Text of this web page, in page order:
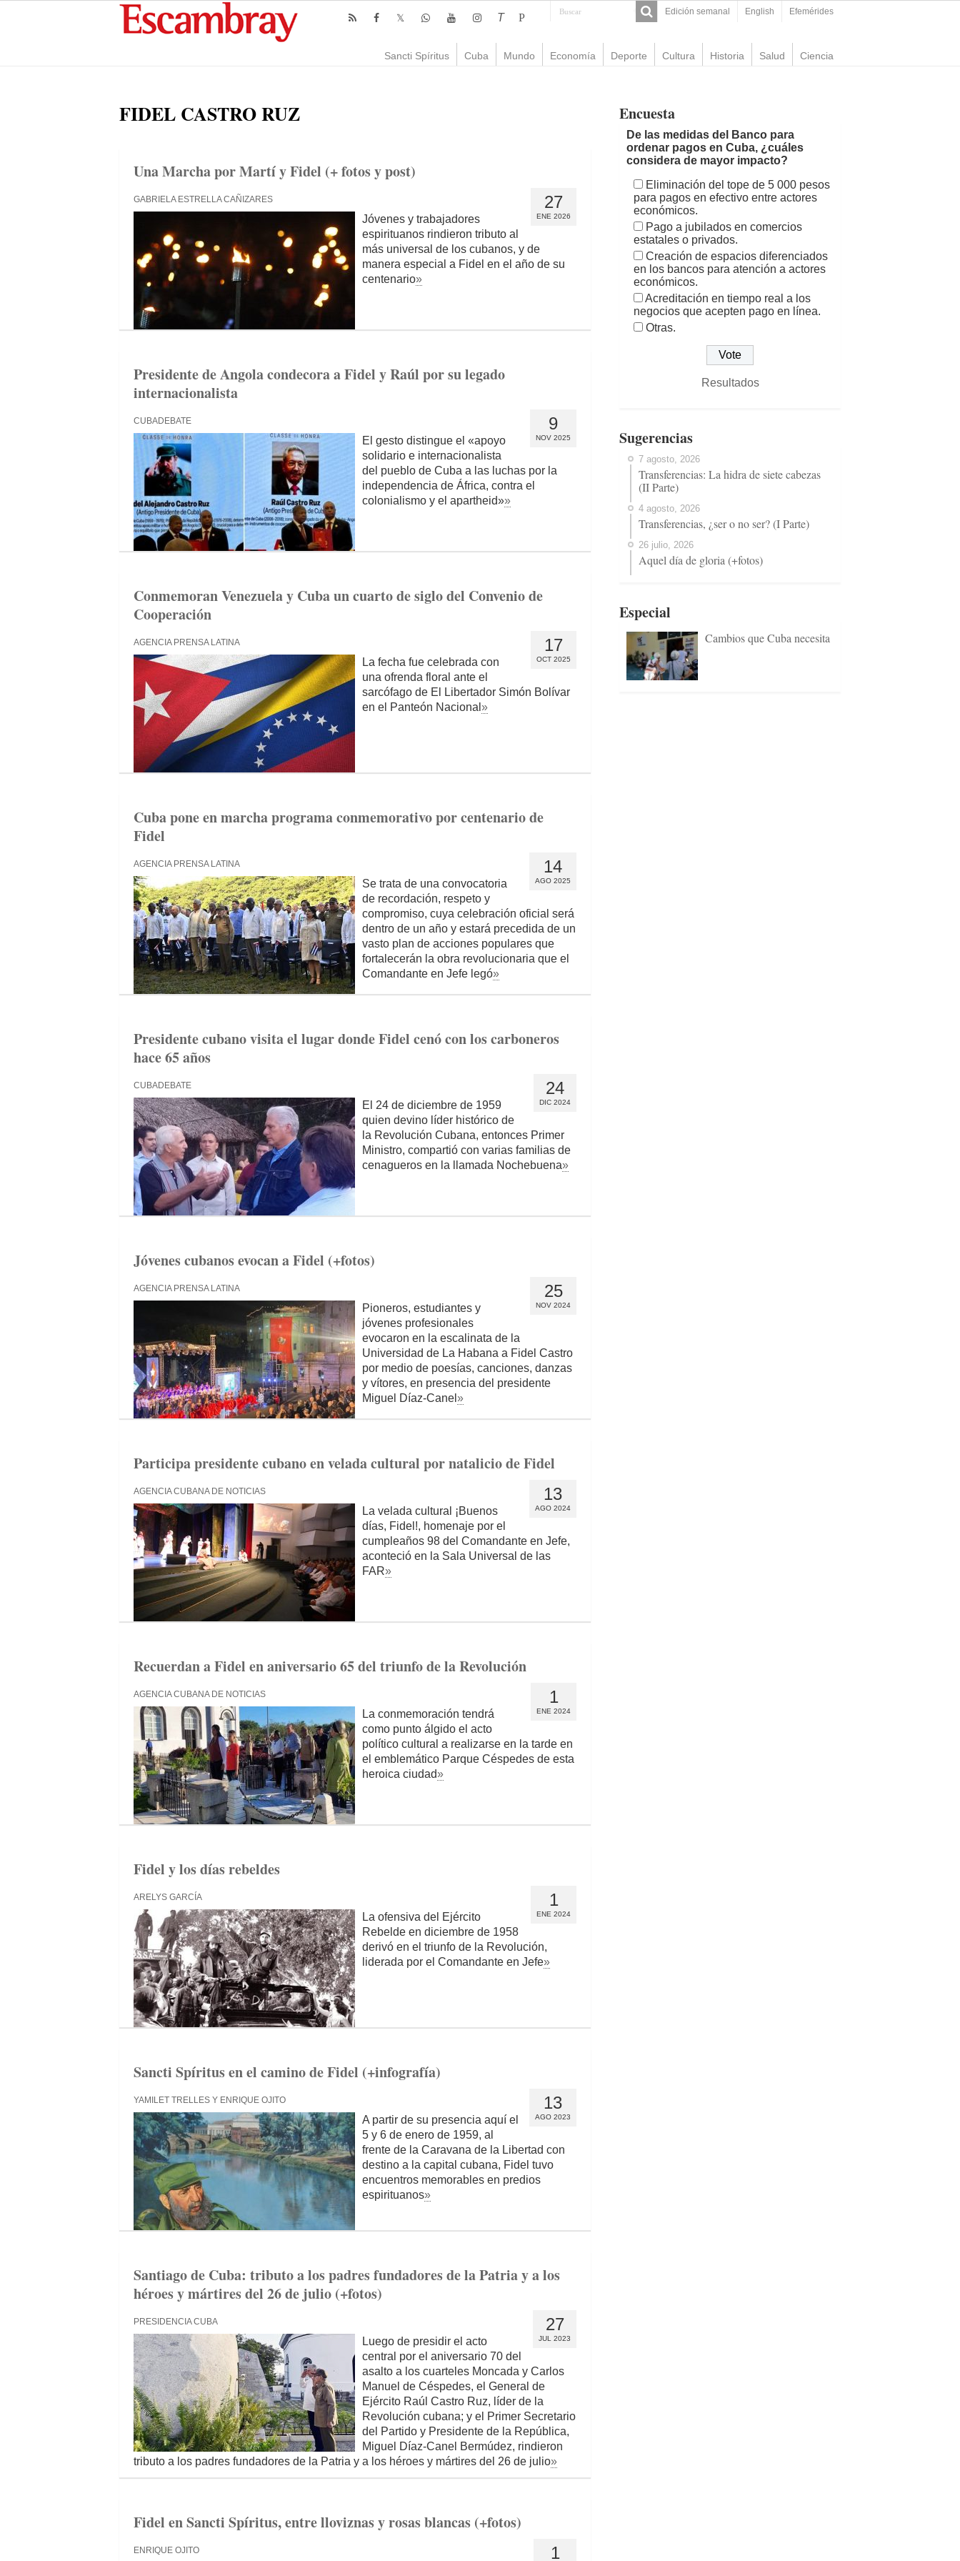
Edición semanal English Efemérides
T P
Sancti Spíritus Cuba Mundo Economía Deporte Cultura Historia Salud Ciencia
FIDEL CASTRO RUZ
Una Marcha por Martí y Fidel (+ fotos y post)
27
ENE 2026
GABRIELA ESTRELLA CAÑIZARES
Jóvenes y trabajadores
espirituanos rindieron tributo al
más universal de los cubanos, y de
manera especial a Fidel en el año de su
centenario»
Presidente de Angola condecora a Fidel y Raúl por su legado
internacionalista
9
NOV 2025
CUBADEBATE
El gesto distingue el «apoyo
solidario e internacionalista
del pueblo de Cuba a las luchas por la
independencia de África, contra el
colonialismo y el apartheid»»
Conmemoran Venezuela y Cuba un cuarto de siglo del Convenio de
Cooperación
17
OCT 2025
AGENCIA PRENSA LATINA
La fecha fue celebrada con
una ofrenda floral ante el
sarcófago de El Libertador Simón Bolívar
en el Panteón Nacional »
Cuba pone en marcha programa conmemorativo por centenario de
Fidel
14
AGO 2025
AGENCIA PRENSA LATINA
Se trata de una convocatoria
de recordación, respeto y
compromiso, cuya celebración oficial será
dentro de un año y estará precedida de un
vasto plan de acciones populares que
fortalecerán la obra revolucionaria que el
Comandante en Jefe legó»
Presidente cubano visita el lugar donde Fidel cenó con los carboneros
hace 65 años
24
DIC 2024
CUBADEBATE
El 24 de diciembre de 1959
quien devino líder histórico de
la Revolución Cubana, entonces Primer
Ministro, compartió con varias familias de
cenagueros en la llamada Nochebuena»
Jóvenes cubanos evocan a Fidel (+fotos)
25
NOV 2024
AGENCIA PRENSA LATINA
Pioneros, estudiantes y
jóvenes profesionales
evocaron en la escalinata de la
Universidad de La Habana a Fidel Castro
por medio de poesías, canciones, danzas
y vítores, en presencia del presidente
Miguel Díaz-Canel »
Participa presidente cubano en velada cultural por natalicio de Fidel
13
AGO 2024
AGENCIA CUBANA DE NOTICIAS
La velada cultural ¡Buenos
días, Fidel!, homenaje por el
cumpleaños 98 del Comandante en Jefe,
aconteció en la Sala Universal de las
FAR»
Recuerdan a Fidel en aniversario 65 del triunfo de la Revolución
1
ENE 2024
AGENCIA CUBANA DE NOTICIAS
La conmemoración tendrá
como punto álgido el acto
político cultural a realizarse en la tarde en
el emblemático Parque Céspedes de esta
heroica ciudad»
Fidel y los días rebeldes
1
ENE 2024
ARELYS GARCÍA
La ofensiva del Ejército
Rebelde en diciembre de 1958
derivó en el triunfo de la Revolución,
liderada por el Comandante en Jefe»
Sancti Spíritus en el camino de Fidel (+infografía)
13
AGO 2023
YAMILET TRELLES Y ENRIQUE OJITO
A partir de su presencia aquí el
5 y 6 de enero de 1959, al
frente de la Caravana de la Libertad con
destino a la capital cubana, Fidel tuvo
encuentros memorables en predios
espirituanos»
Santiago de Cuba: tributo a los padres fundadores de la Patria y a los
héroes y mártires del 26 de julio (+fotos)
27
JUL 2023
PRESIDENCIA CUBA
Luego de presidir el acto
central por el aniversario 70 del
asalto a los cuarteles Moncada y Carlos
Manuel de Céspedes, el General de
Ejército Raúl Castro Ruz, líder de la
Revolución cubana; y el Primer Secretario
del Partido y Presidente de la República,
Miguel Díaz-Canel Bermúdez, rindieron
tributo a los padres fundadores de la Patria y a los héroes y mártires del 26 de julio»
Fidel en Sancti Spíritus, entre lloviznas y rosas blancas (+fotos)
1
ENRIQUE OJITO
Encuesta
De las medidas del Banco para
ordenar pagos en Cuba, ¿cuáles
considera de mayor impacto?
Eliminación del tope de 5 000 pesos
para pagos en efectivo entre actores
económicos.
Pago a jubilados en comercios
estatales o privados.
Creación de espacios diferenciados
en los bancos para atención a actores
económicos.
Acreditación en tiempo real a los
negocios que acepten pago en línea.
Otras.
Resultados
Sugerencias
7 agosto, 2026
Transferencias: La hidra de siete cabezas
(II Parte)
4 agosto, 2026
Transferencias, ¿ser o no ser? (I Parte)
26 julio, 2026
Aquel día de gloria (+fotos)
Especial
Cambios que Cuba necesita